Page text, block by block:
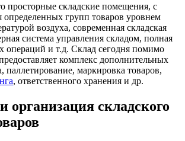
просторные складские помещения, с
групп товаров уровнем
воздуха, современная складская
система управления складом, полная
операций и т.д. Склад сегодня помимо
комплекс дополнительных
паллетирование, маркировка товаров,
, ответственного хранения и др.
организация складского